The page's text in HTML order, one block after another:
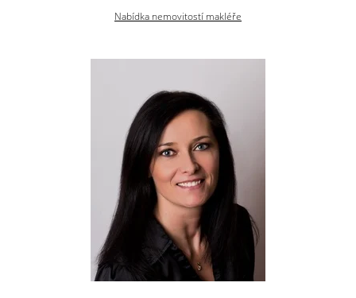
Nabídka nemovitostí makléře